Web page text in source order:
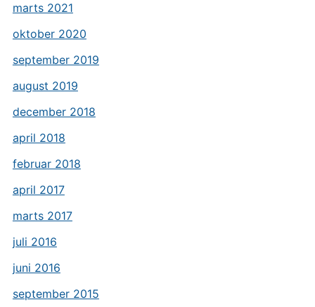
marts 2021
oktober 2020
september 2019
august 2019
december 2018
april 2018
februar 2018
april 2017
marts 2017
juli 2016
juni 2016
september 2015